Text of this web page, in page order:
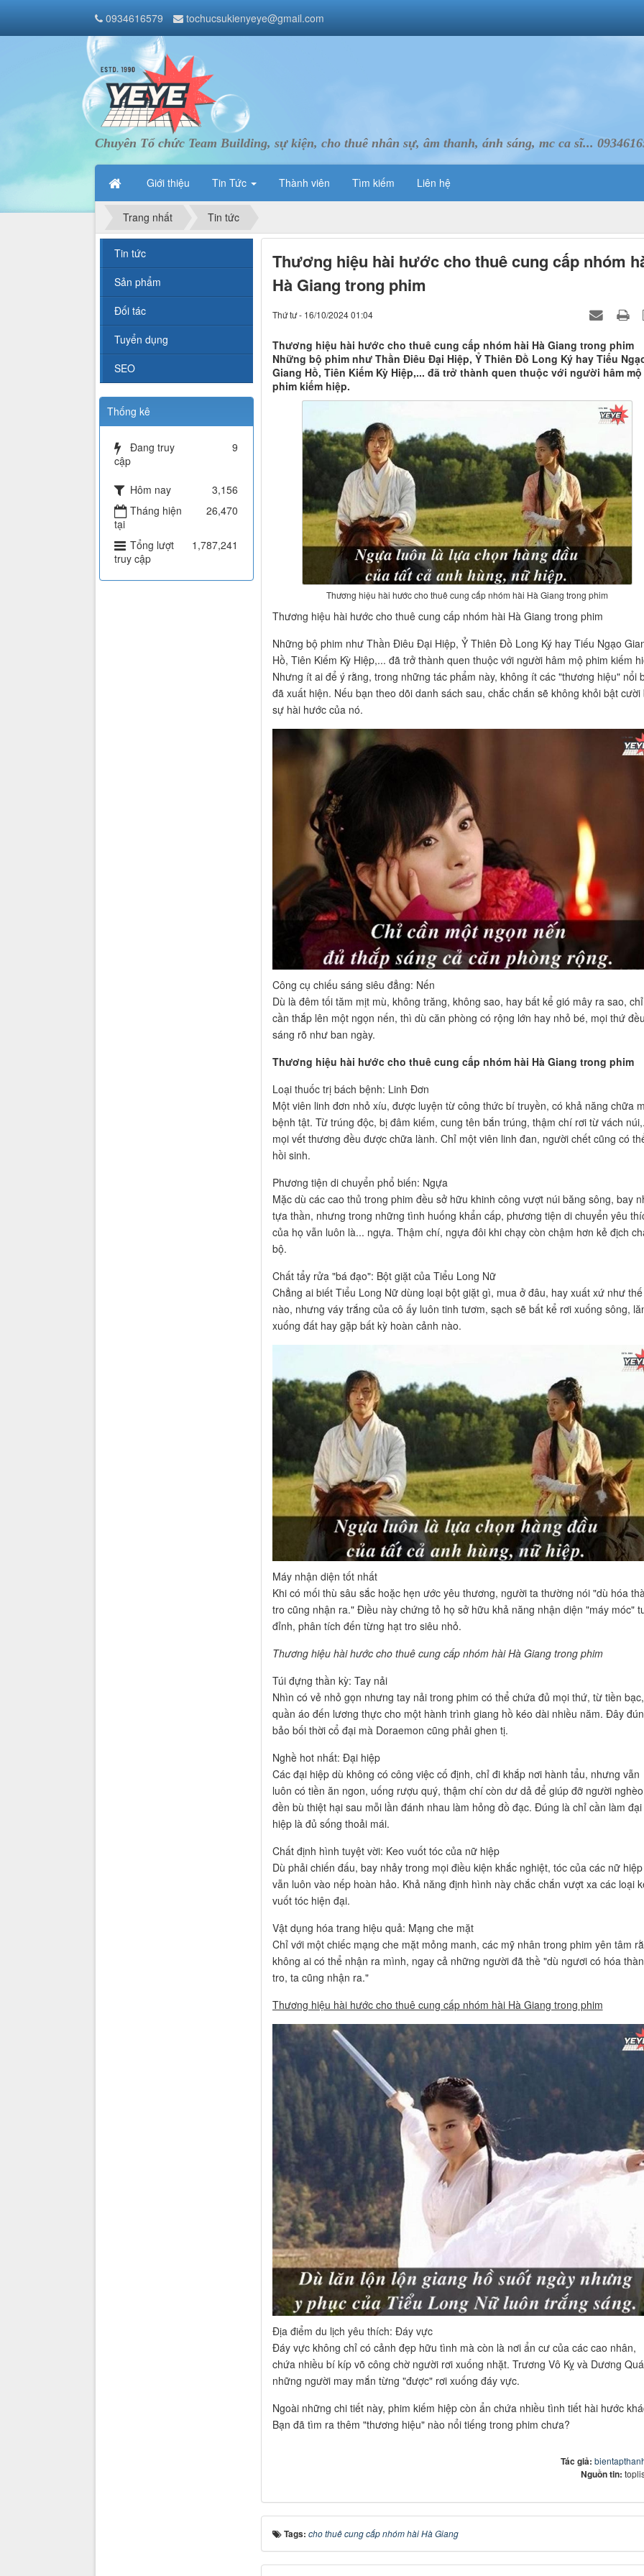
0934616579 tochucsukienyeye@gmail.com
Chuyên Tổ chức Team Building, sự kiện, cho thuê nhân sự, âm thanh, ánh sáng, mc ca sĩ...
Giới thiệu Tin Tức Thành viên Tìm kiếm Liên hệ
Trang nhất Tin tức
Thương hiệu hài hước cho thuê cung cấp nhóm
Hà Giang trong phim
Thứ tư - 16/10/2024 01:04
Thương hiệu hài hước cho thuê cung cấp nhóm hài Hà Giang trong phim
Những bộ phim như Thần Điêu Đại Hiệp, Ỷ Thiên Đồ Long Ký hay Tiếu
Giang Hồ, Tiên Kiếm Kỳ Hiệp,... đã trở thành quen thuộc với người hâm mộ
phim kiếm hiệp.
Thương hiệu hài hước cho thuê cung cấp nhóm hài Hà Giang trong phim
Thương hiệu hài hước cho thuê cung cấp nhóm hài Hà Giang trong phim
Những bộ phim như Thần Điêu Đại Hiệp, Ỷ Thiên Đồ Long Ký hay Tiếu Ngạo
Hồ, Tiên Kiếm Kỳ Hiệp,... đã trở thành quen thuộc với người hâm mộ phim kiếm
Nhưng ít ai để ý rằng, trong những tác phẩm này, không ít các "thương hiệu" nổi
đã xuất hiện. Nếu bạn theo dõi danh sách sau, chắc chắn sẽ không khỏi bật cười
sự hài hước của nó.
Công cụ chiếu sáng siêu đẳng: Nến
Dù là đêm tối tăm mịt mù, không trăng, không sao, hay bất kể gió mây ra sao, chỉ
cần thắp lên một ngọn nến, thì dù căn phòng có rộng lớn hay nhỏ bé, mọi thứ đều
sáng rõ như ban ngày.
Thương hiệu hài hước cho thuê cung cấp nhóm hài Hà Giang trong phim
Loại thuốc trị bách bệnh: Linh Đơn
Một viên linh đơn nhỏ xíu, được luyện từ công thức bí truyền, có khả năng chữa
bệnh tật. Từ trúng độc, bị đâm kiếm, cung tên bắn trúng, thậm chí rơi từ vách
mọi vết thương đều được chữa lành. Chỉ một viên linh đan, người chết cũng có
hồi sinh.
Phương tiện di chuyển phổ biến: Ngựa
Mặc dù các cao thủ trong phim đều sở hữu khinh công vượt núi băng sông, bay
tựa thần, nhưng trong những tình huống khẩn cấp, phương tiện di chuyển yêu
của họ vẫn luôn là... ngựa. Thậm chí, ngựa đôi khi chạy còn chậm hơn kẻ địch
bộ.
Chất tẩy rửa "bá đạo": Bột giặt của Tiểu Long Nữ
Chẳng ai biết Tiểu Long Nữ dùng loại bột giặt gì, mua ở đâu, hay xuất xứ như thế
nào, nhưng váy trắng của cô ấy luôn tinh tươm, sạch sẽ bất kể rơi xuống sông,
xuống đất hay gặp bất kỳ hoàn cảnh nào.
Máy nhận diện tốt nhất
Khi có mối thù sâu sắc hoặc hẹn ước yêu thương, người ta thường nói "dù hóa
tro cũng nhận ra." Điều này chứng tỏ họ sở hữu khả năng nhận diện "máy móc"
đỉnh, phân tích đến từng hạt tro siêu nhỏ.
Thương hiệu hài hước cho thuê cung cấp nhóm hài Hà Giang trong phim
Túi đựng thần kỳ: Tay nải
Nhìn có vẻ nhỏ gọn nhưng tay nải trong phim có thể chứa đủ mọi thứ, từ tiền bạc,
quần áo đến lương thực cho một hành trình giang hồ kéo dài nhiều năm. Đây
bảo bối thời cổ đại mà Doraemon cũng phải ghen tị.
Nghề hot nhất: Đại hiệp
Các đại hiệp dù không có công việc cố định, chỉ đi khắp nơi hành tẩu, nhưng vẫn
luôn có tiền ăn ngon, uống rượu quý, thậm chí còn dư dả để giúp đỡ người
đền bù thiệt hại sau mỗi lần đánh nhau làm hỏng đồ đạc. Đúng là chỉ cần làm đại
hiệp là đủ sống thoải mái.
Chất định hình tuyệt vời: Keo vuốt tóc của nữ hiệp
Dù phải chiến đấu, bay nhảy trong mọi điều kiện khắc nghiệt, tóc của các nữ hiệp
vẫn luôn vào nếp hoàn hảo. Khả năng định hình này chắc chắn vượt xa các loại
vuốt tóc hiện đại.
Vật dụng hóa trang hiệu quả: Mạng che mặt
Chỉ với một chiếc mạng che mặt mỏng manh, các mỹ nhân trong phim yên tâm
không ai có thể nhận ra mình, ngay cả những người đã thề "dù ngươi có hóa
tro, ta cũng nhận ra."
Thương hiệu hài hước cho thuê cung cấp nhóm hài Hà Giang trong phim
Địa điểm du lịch yêu thích: Đáy vực
Đáy vực không chỉ có cảnh đẹp hữu tình mà còn là nơi ẩn cư của các cao nhân,
chứa nhiều bí kíp võ công chờ người rơi xuống nhặt. Trương Vô Kỵ và Dương
những người may mắn từng "được" rơi xuống đáy vực.
Ngoài những chi tiết này, phim kiếm hiệp còn ẩn chứa nhiều tình tiết hài hước
Bạn đã tìm ra thêm "thương hiệu" nào nổi tiếng trong phim chưa?
Tác giả:
Nguồn tin:
Tags: cho thuê cung cấp nhóm hài Hà Giang
Tin tức
Sản phẩm
Đối tác
Tuyển dụng
SEO
Thống kê
Đang truy
cập
9
Hôm nay
3,156
Tháng hiện
tại
26,470
Tổng lượt
truy cập
1,787,241